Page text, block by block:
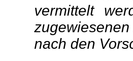
vermittelt
nach den